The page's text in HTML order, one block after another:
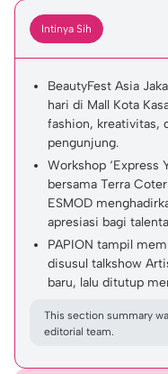
Intinya Sih
BeautyFest Asia
hari di Mall Kota
fashion, kreativitas,
pengunjung.
Workshop ‘Express
bersama Terra
ESMOD
apresiasi bagi
PAPION tampil
disusul talkshow
baru, lalu ditutup
This section summary
editorial team.